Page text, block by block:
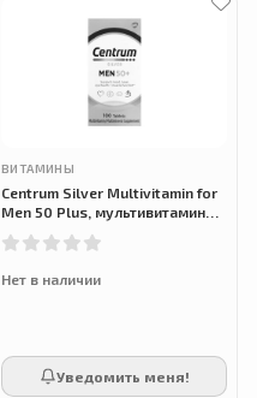
ВИТАМИНЫ
Centrum Silver Multivitamin for
Men 50 Plus, мультивитамины
Нет в наличии
Уведомить меня!